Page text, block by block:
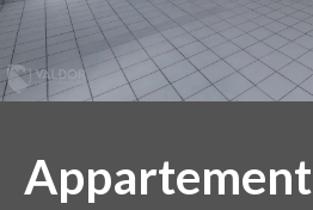
Appartement